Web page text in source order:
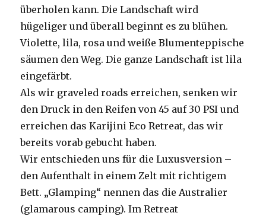
überholen kann. Die Landschaft wird
hügeliger und überall beginnt es zu blühen.
Violette, lila, rosa und weiße Blumenteppische
säumen den Weg. Die ganze Landschaft ist lila
eingefärbt.
Als wir graveled roads erreichen, senken wir
den Druck in den Reifen von 45 auf 30 PSI und
erreichen das Karijini Eco Retreat, das wir
bereits vorab gebucht haben.
Wir entschieden uns für die Luxusversion –
den Aufenthalt in einem Zelt mit richtigem
Bett. „Glamping“ nennen das die Australier
(glamarous camping). Im Retreat